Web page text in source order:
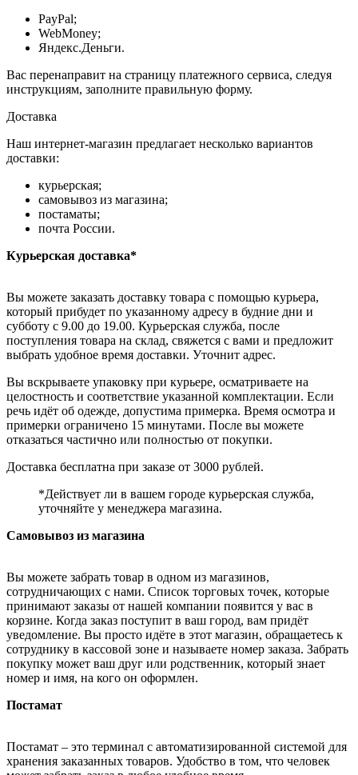
PayPal;
WebMoney;
Яндекс.Деньги.
Вас перенаправит на страницу платежного сервиса, следуя
инструкциям, заполните правильную форму.
Доставка
Наш интернет-магазин предлагает несколько вариантов
доставки:
курьерская;
самовывоз из магазина;
постаматы;
почта России.
Курьерская доставка*
Вы можете заказать доставку товара с помощью курьера,
который прибудет по указанному адресу в будние дни и
субботу с 9.00 до 19.00. Курьерская служба, после
поступления товара на склад, свяжется с вами и предложит
выбрать удобное время доставки. Уточнит адрес.
Вы вскрываете упаковку при курьере, осматриваете на
целостность и соответствие указанной комплектации. Если
речь идёт об одежде, допустима примерка. Время осмотра и
примерки ограничено 15 минутами. После вы можете
отказаться частично или полностью от покупки.
Доставка бесплатна при заказе от 3000 рублей.
*Действует ли в вашем городе курьерская служба,
уточняйте у менеджера магазина.
Самовывоз из магазина
Вы можете забрать товар в одном из магазинов,
сотрудничающих с нами. Список торговых точек, которые
принимают заказы от нашей компании появится у вас в
корзине. Когда заказ поступит в ваш город, вам придёт
уведомление. Вы просто идёте в этот магазин, обращаетесь к
сотруднику в кассовой зоне и называете номер заказа. Забрать
покупку может ваш друг или родственник, который знает
номер и имя, на кого он оформлен.
Постамат
Постамат – это терминал с автоматизированной системой для
хранения заказанных товаров. Удобство в том, что человек